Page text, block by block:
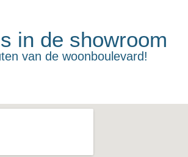
in de showroom
van de woonboulevard!